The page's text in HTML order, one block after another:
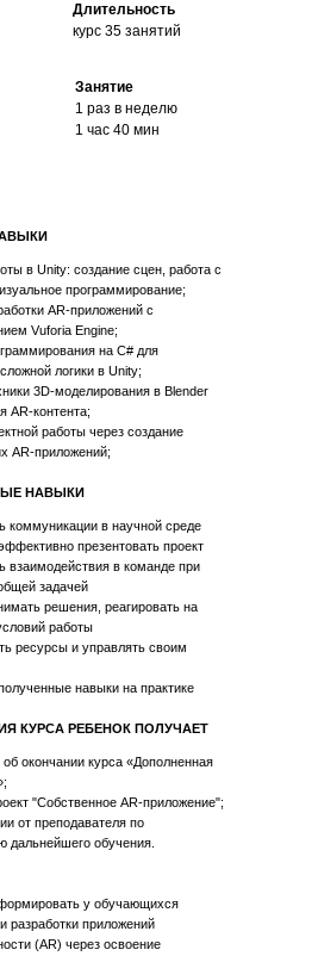
Длительность
курс 35 занятий
Занятие
1 раз в неделю
1 час 40 мин
в Unity: создание сцен, работа с
программирование;
AR-приложений с
Vuforia Engine;
на C# для
логики в Unity;
3D-моделирования в Blender
AR-контента;
работы через создание
AR-приложений;
НАВЫКИ
коммуникации в научной среде
презентовать проект
взаимодействия в команде при
задачей
решения, реагировать на
работы
ресурсы и управлять своим
навыки на практике
КУРСА РЕБЕНОК ПОЛУЧАЕТ
окончании курса «Дополненная
"Собственное AR-приложение";
от преподавателя по
дальнейшего обучения.
у обучающихся
разработки приложений
(AR) через освоение